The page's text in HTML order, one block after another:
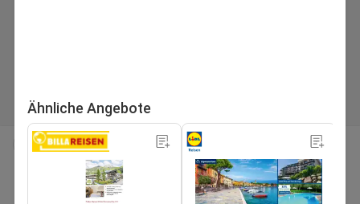
seite
1/197 Nächstes Flugblatt
Ähnliche Angebote